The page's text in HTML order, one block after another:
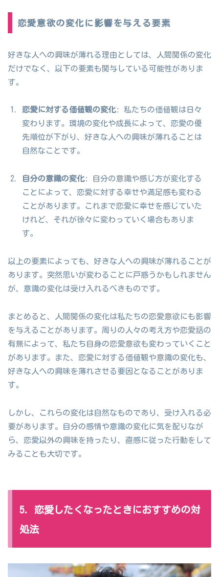
恋愛意欲の変化に影響を与える要素
好きな人への興味が薄れる理由としては、人間関係の変化
だけでなく、以下の要素も関与している可能性がありま
す。
恋愛に対する価値観の変化: 私たちの価値観は日々
変わります。環境の変化や成長によって、恋愛の優
先順位が下がり、好きな人への興味が薄れることは
自然なことです。
自分の意識の変化: 自分の意識や感じ方が変化する
ことによって、恋愛に対する幸せや満足感も変わる
ことがあります。これまで恋愛に幸せを感じていた
けれど、それが徐々に変わっていく場合もありま
す。
以上の要素によっても、好きな人への興味が薄れることが
あります。突然思いが変わることに戸惑うかもしれません
が、意識の変化は受け入れるべきものです。
まとめると、人間関係の変化は私たちの恋愛意欲にも影響
を与えることがあります。周りの人々の考え方や恋愛話の
有無によって、私たち自身の恋愛意欲も変わっていくこと
があります。また、恋愛に対する価値観や意識の変化も、
好きな人への興味を薄れさせる要因となることがありま
す。
しかし、これらの変化は自然なものであり、受け入れる必
要があります。自分の感情や意識の変化に気を配りなが
ら、恋愛以外の興味を持ったり、直感に従った行動をして
みることも大切です。
5. 恋愛したくなったときにおすすめの対
処法